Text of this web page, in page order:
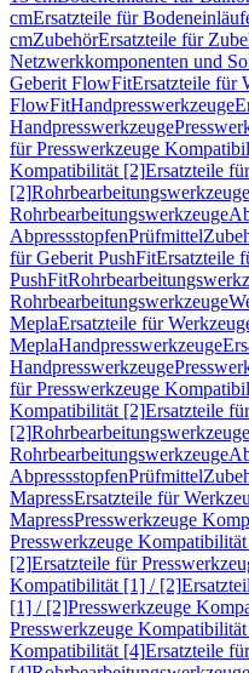
cmErsatzteile für
cmZubehörErsatzteile für
Netzwerkkomponenten und
Geberit FlowFitErsatzteile für
FlowFitHandpresswerkzeuge
Handpresswerkzeuge
für Presswerkzeuge
Kompatibilität [2]Ersatzteile
[2]Rohrbearbeitungswerkzeuge
Rohrbearbeitungswerkzeuge
AbpressstopfenPrüfmittel
für Geberit PushFitErsatzteile
PushFit
Rohrbearbeitungswerkzeuge
MeplaErsatzteile für
MeplaHandpresswerkzeuge
Handpresswerkzeuge
für Presswerkzeuge
Kompatibilität [2]Ersatzteile
[2]Rohrbearbeitungswerkzeuge
Rohrbearbeitungswerkzeuge
AbpressstopfenPrüfmittel
MapressErsatzteile für
MapressPresswerkzeuge
Presswerkzeuge
[2]Ersatzteile für
Kompatibilität [1] / [2]
[1] / [2]Presswerkzeuge
Presswerkzeuge
Kompatibilität [4]Ersatzteile